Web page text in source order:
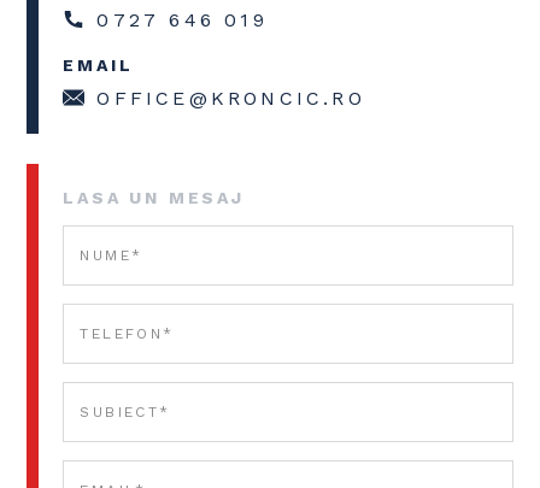
0727 646 019
EMAIL
OFFICE@KRONCIC.RO
LASA UN MESAJ